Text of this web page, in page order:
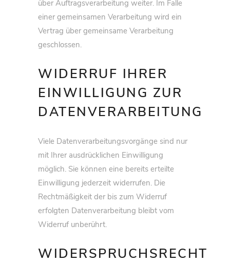
über Auftragsverarbeitung weiter. Im Falle
einer gemeinsamen Verarbeitung wird ein
Vertrag über gemeinsame Verarbeitung
geschlossen.
WIDERRUF IHRER
EINWILLIGUNG ZUR
DATENVERARBEITUNG
Viele Datenverarbeitungsvorgänge sind nur
mit Ihrer ausdrücklichen Einwilligung
möglich. Sie können eine bereits erteilte
Einwilligung jederzeit widerrufen. Die
Rechtmäßigkeit der bis zum Widerruf
erfolgten Datenverarbeitung bleibt vom
Widerruf unberührt.
WIDERSPRUCHSRECHT